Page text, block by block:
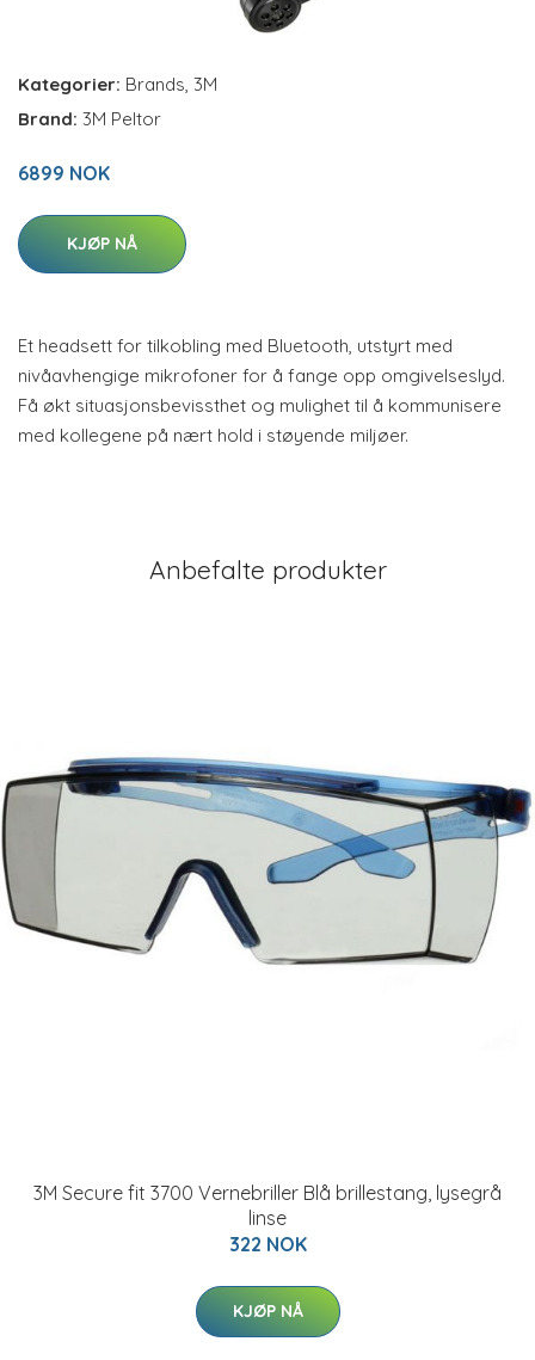
Kategorier: Brands, 3M
Brand: 3M Peltor
6899 NOK
KJØP NÅ
Et headsett for tilkobling med Bluetooth, utstyrt med
nivåavhengige mikrofoner for å fange opp omgivelseslyd.
Få økt situasjonsbevissthet og mulighet til å kommunisere
med kollegene på nært hold i støyende miljøer.
Anbefalte produkter
3M Secure fit 3700 Vernebriller Blå brillestang, lysegrå
linse
322 NOK
KJØP NÅ